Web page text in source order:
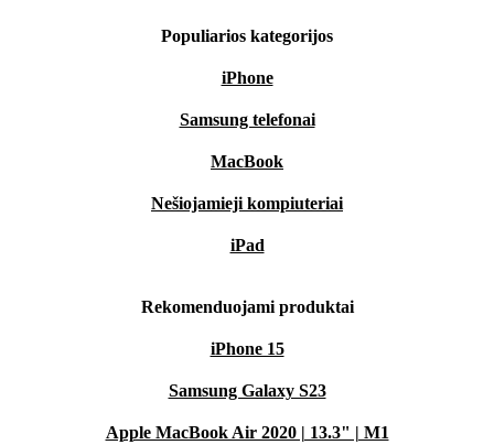
Populiarios kategorijos
iPhone
Samsung telefonai
MacBook
Nešiojamieji kompiuteriai
iPad
Rekomenduojami produktai
iPhone 15
Samsung Galaxy S23
Apple MacBook Air 2020 | 13.3" | M1